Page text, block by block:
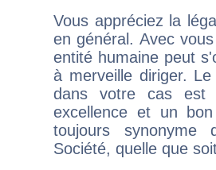
Vous appréciez la
en général. Avec
entité humaine peut
à merveille diriger.
dans votre cas est
excellence et un
toujours synonyme
Société, quelle que